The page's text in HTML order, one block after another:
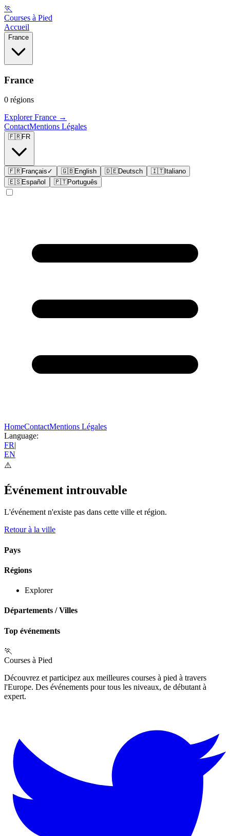
🏃
Courses à Pied
Accueil
France
France
0 régions
Explorer France →
ContactMentions Légales
🇫🇷FR
🇫🇷Français ✓ 🇬🇧English 🇩🇪Deutsch 🇮🇹Italiano
🇪🇸Español 🇵🇹Português
HomeContactMentions Légales
Language:
FR|
EN
⚠️
Événement introuvable
L'événement n'existe pas dans cette ville et région.
Retour à la ville
Pays
Régions
Explorer
Départements /Villes
Top événements
🏃
Courses à Pied
Découvrez et participez aux meilleures courses à pied à travers
l'Europe. Des événements pour tous les niveaux, de débutant à
expert.